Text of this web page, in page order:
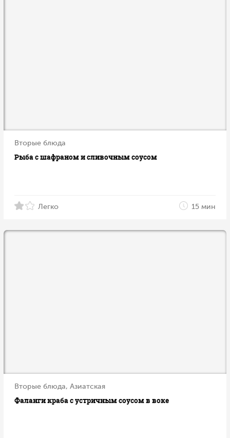
Вторые блюда
Рыба с шафраном и сливочным соусом
Легко 15 мин
Вторые блюда, Азиатская
Фаланги краба с устричным соусом в воке